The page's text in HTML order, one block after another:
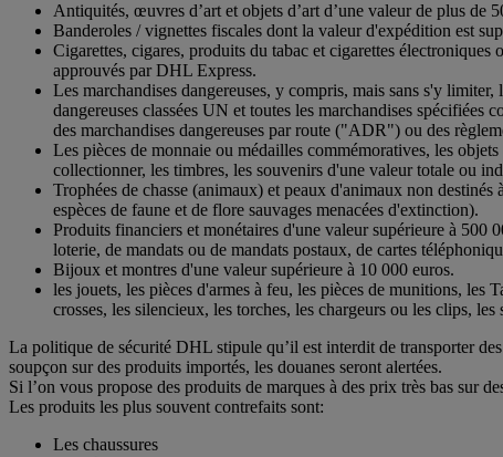
Antiquités, œuvres d’art et objets d’art d’une valeur de plus de
Banderoles / vignettes fiscales dont la valeur d'expédition est
Cigarettes, cigares, produits du tabac et cigarettes
approuvés par DHL Express.
Les marchandises dangereuses, y compris, mais sans s'y
dangereuses classées UN et toutes les marchandises
des marchandises dangereuses par route ("ADR") ou des
Les pièces de monnaie ou médailles commémoratives, les
collectionner, les timbres, les souvenirs d'une valeur totale ou
Trophées de chasse (animaux) et peaux d'animaux non
espèces de faune et de flore sauvages menacées d'extinction).
Produits financiers et monétaires d'une valeur supérieure à 500
loterie, de mandats ou de mandats postaux, de cartes
Bijoux et montres d'une valeur supérieure à 10 000 euros.
les jouets, les pièces d'armes à feu, les pièces de munitions, les
crosses, les silencieux, les torches, les chargeurs ou les clips,
La politique de sécurité DHL stipule qu’il est interdit de transporter
soupçon sur des produits importés, les douanes seront alertées.
Si l’on vous propose des produits de marques à des prix très bas sur
Les produits les plus souvent contrefaits sont:
Les chaussures